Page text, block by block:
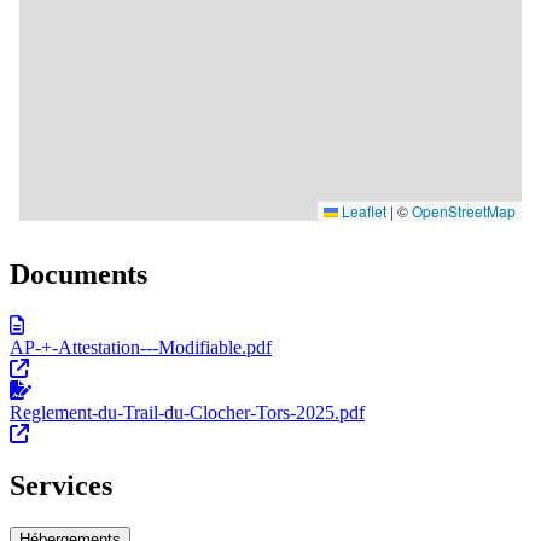
Documents
AP-+-Attestation---Modifiable.pdf
Reglement-du-Trail-du-Clocher-Tors-2025.pdf
Services